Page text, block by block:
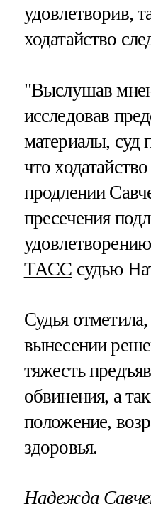
удовлетворив,
ходатайство
"Выслушав
исследовав
материалы, суд
что
продлении
пресечения
ТАСС судью
Судья
вынесении
тяжесть
обвинения, а
положение,
здоровья.
Надежда